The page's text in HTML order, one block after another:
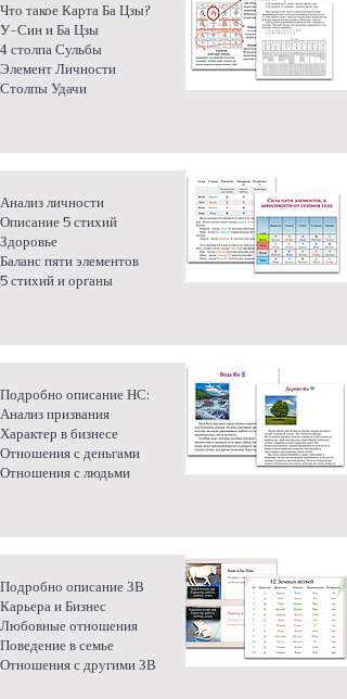
Что такое Карта Ба Цзы?
У-Син и Ба Цзы
4 столпа Сульбы
Элемент Личности
Столпы Удачи
Анализ личности
Описание 5 стихий
Здоровье
Баланс пяти элементов
5 стихий и органы
Подробно описание НС:
Анализ призвания
Характер в бизнесе
Отношения с деньгами
Отношения с людьми
Подробно описание ЗВ
Карьера и Бизнес
Любовные отношения
Поведение в семье
Отношения с другими ЗВ